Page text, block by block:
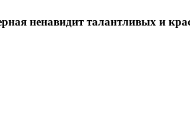
ненавидит талантливых и